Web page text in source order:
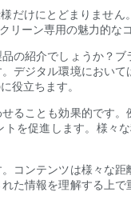
だけにとどまりませ
リーン専用の魅力的な
の紹介でしょうか？
デジタル環境におい
役立ちます。
ることも効果的です
を促進します。様々
コンテンツは様々な
た情報を理解する上